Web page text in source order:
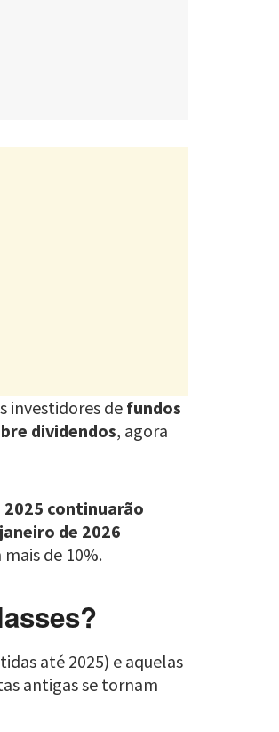
investidores de fundos
dividendos, agora
continuarão
de 2026
de 10%.
até 2025) e aquelas
antigas se tornam